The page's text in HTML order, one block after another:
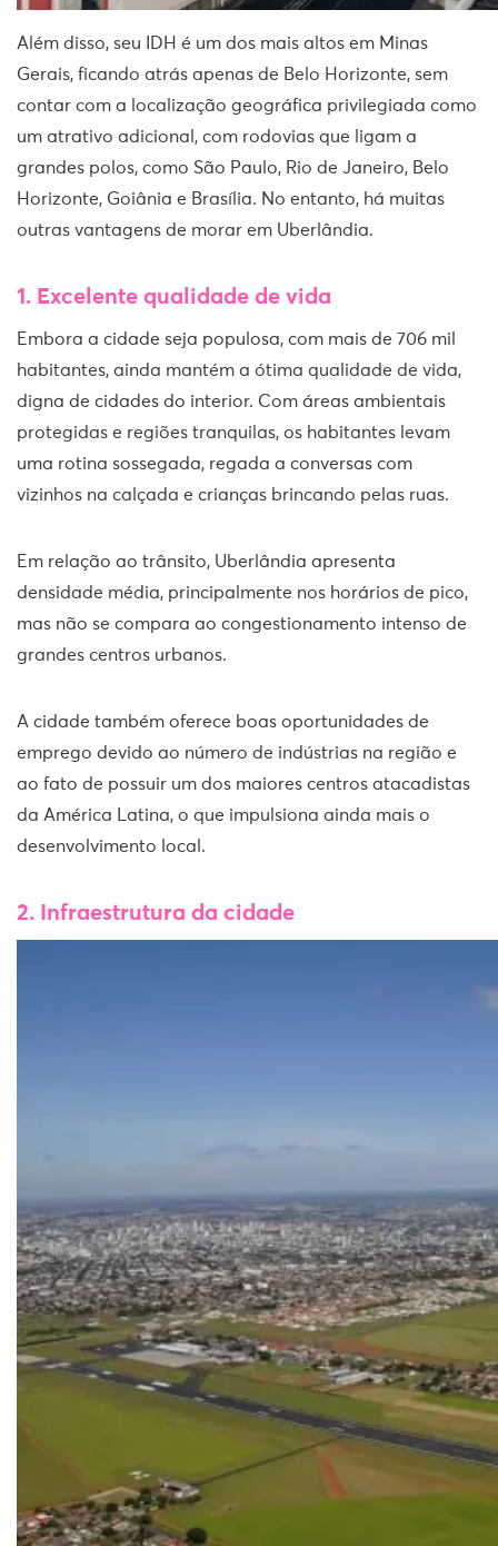
Além disso, seu IDH é um dos mais altos em Minas
Gerais, ficando atrás apenas de Belo Horizonte, sem
contar com a localização geográfica privilegiada como
um atrativo adicional, com rodovias que ligam a
grandes polos, como São Paulo, Rio de Janeiro, Belo
Horizonte, Goiânia e Brasília. No entanto, há muitas
outras vantagens de morar em Uberlândia.
1. Excelente qualidade de vida
Embora a cidade seja populosa, com mais de 706 mil
habitantes, ainda mantém a ótima qualidade de vida,
digna de cidades do interior. Com áreas ambientais
protegidas e regiões tranquilas, os habitantes levam
uma rotina sossegada, regada a conversas com
vizinhos na calçada e crianças brincando pelas ruas.
Em relação ao trânsito, Uberlândia apresenta
densidade média, principalmente nos horários de pico,
mas não se compara ao congestionamento intenso de
grandes centros urbanos.
A cidade também oferece boas oportunidades de
emprego devido ao número de indústrias na região e
ao fato de possuir um dos maiores centros atacadistas
da América Latina, o que impulsiona ainda mais o
desenvolvimento local.
2. Infraestrutura da cidade